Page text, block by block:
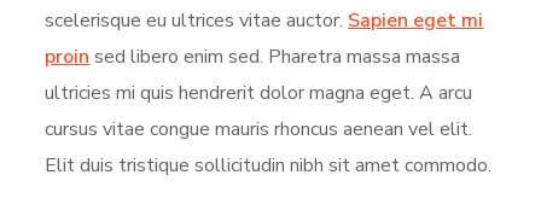
scelerisque eu ultrices vitae auctor. Sapien eget mi
proin sed libero enim sed. Pharetra massa massa
ultricies mi quis hendrerit dolor magna eget. A arcu
cursus vitae congue mauris rhoncus aenean vel elit.
Elit duis tristique sollicitudin nibh sit amet commodo.